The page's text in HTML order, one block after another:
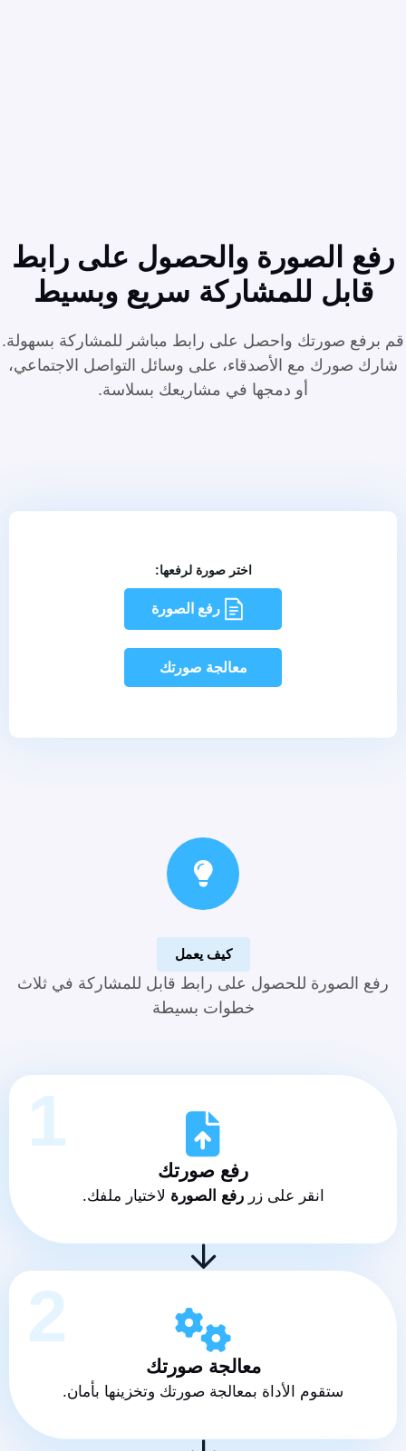
رفع الصورة والحصول على رابط
قابل للمشاركة سريع وبسيط
قم برفع صورتك واحصل على رابط مباشر للمشاركة بسهولة.
شارك صورك مع الأصدقاء، على وسائل التواصل الاجتماعي،
أو دمجها في مشاريعك بسلاسة.
اختر صورة لرفعها:
رفع الصورة
كيف يعمل
رفع الصورة للحصول على رابط قابل للمشاركة في ثلاث
خطوات بسيطة
1
رفع صورتك
انقر على زررفع الصورة لاختيار ملفك.
2
معالجة صورتك
ستقوم الأداة بمعالجة صورتك وتخزينها بأمان.